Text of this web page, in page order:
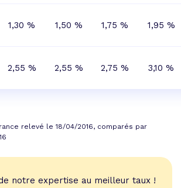
1,30 % 1,50 % 1,75 % 1,95 %
2,55 % 2,55 % 2,75 % 3,10 %
relevé le 18/04/2016, comparés par
notre expertise au meilleur taux !